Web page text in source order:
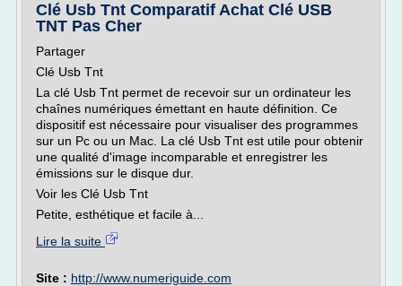
Clé Usb Tnt Comparatif Achat Clé USB
TNT Pas Cher
Partager
Clé Usb Tnt
La clé Usb Tnt permet de recevoir sur un ordinateur les
chaînes numériques émettant en haute définition. Ce
dispositif est nécessaire pour visualiser des programmes
sur un Pc ou un Mac. La clé Usb Tnt est utile pour obtenir
une qualité d'image incomparable et enregistrer les
émissions sur le disque dur.
Voir les Clé Usb Tnt
Petite, esthétique et facile à...
Lire la suite
Site : http://www.numeriguide.com